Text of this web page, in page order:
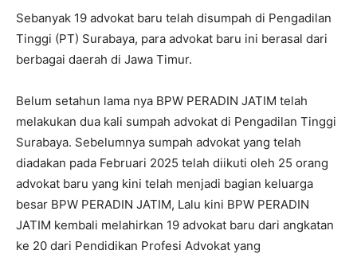
Sebanyak 19 advokat baru telah disumpah di Pengadilan
Tinggi (PT) Surabaya, para advokat baru ini berasal dari
berbagai daerah di Jawa Timur.
Belum setahun lama nya BPW PERADIN JATIM telah
melakukan dua kali sumpah advokat di Pengadilan Tinggi
Surabaya. Sebelumnya sumpah advokat yang telah
diadakan pada Februari 2025 telah diikuti oleh 25 orang
advokat baru yang kini telah menjadi bagian keluarga
besar BPW PERADIN JATIM, Lalu kini BPW PERADIN
JATIM kembali melahirkan 19 advokat baru dari angkatan
ke 20 dari Pendidikan Profesi Advokat yang